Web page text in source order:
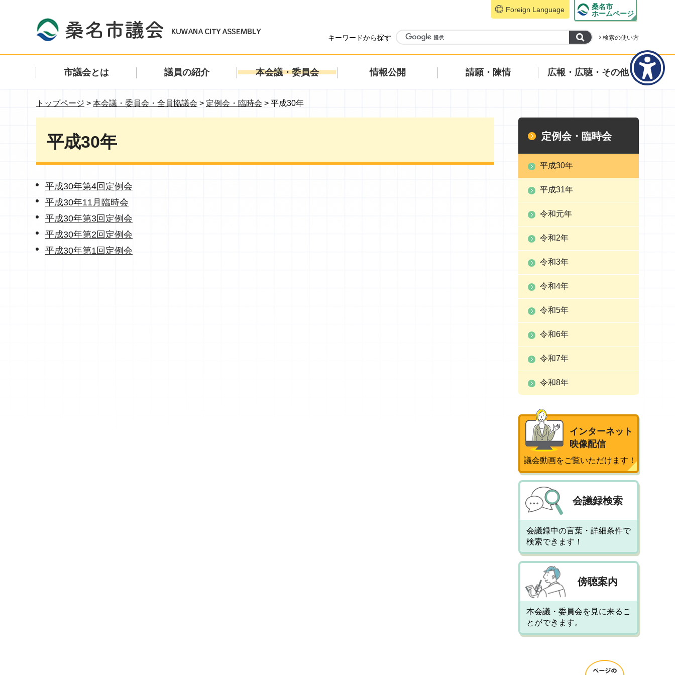
桑名市議会 KUWANA CITY ASSEMBLY
Foreign Language
桑名市
ホームページ
キーワードから探す 検索の使い方
市議会とは 議員の紹介 本会議・委員会 情報公開 請願・陳情 広報・広聴・その他
トップページ > 本会議・委員会・全員協議会 > 定例会・臨時会 > 平成30年
平成30年
平成30年第4回定例会
平成30年11月臨時会
平成30年第3回定例会
平成30年第2回定例会
平成30年第1回定例会
定例会・臨時会
平成30年
平成31年
令和元年
令和2年
令和3年
令和4年
令和5年
令和6年
令和7年
令和8年
インターネット
映像配信
議会動画をご覧いただけます！
会議録検索
会議録中の言葉・詳細条件で
検索できます！
傍聴案内
本会議・委員会を見に来るこ
とができます。